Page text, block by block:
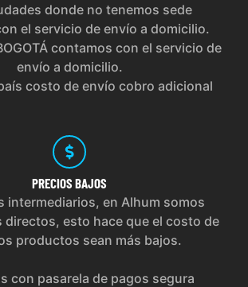
donde no tenemos sede
el servicio de envío a domicilio.
contamos con el servicio de
envío a domicilio.
costo de envío cobro adicional
PRECIOS BAJOS
intermediarios, en Alhum somos
directos, esto hace que el costo de
productos sean más bajos.
con pasarela de pagos segura